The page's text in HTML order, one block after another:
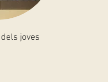
joves